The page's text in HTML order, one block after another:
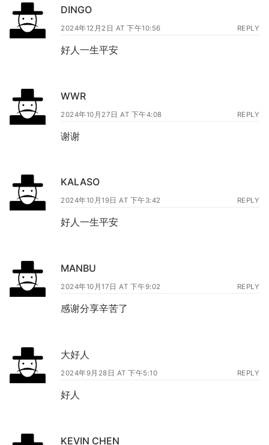
DINGO
2024年12月2日 AT 下午10:56 REPLY
好人一生平安
WWR
2024年10月27日 AT 下午4:08 REPLY
谢谢
KALASO
2024年10月19日 AT 下午3:42 REPLY
好人一生平安
MANBU
2024年10月17日 AT 下午9:02 REPLY
感谢分享辛苦了
大好人
2024年9月28日 AT 下午5:10 REPLY
好人
KEVIN CHEN